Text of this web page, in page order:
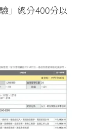
」總分400分以